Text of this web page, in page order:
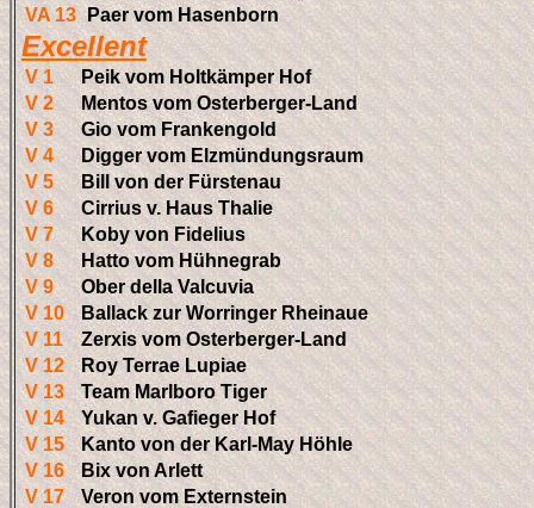
VA 13
Paer vom Hasenborn
Excellent
V 1
Peik vom Holtkämper Hof
V 2
Mentos vom Osterberger-Land
V 3
Gio vom Frankengold
V 4
Digger vom Elzmündungsraum
V 5
Bill von der Fürstenau
V 6
Cirrius v. Haus Thalie
V 7
Koby von Fidelius
V 8
Hatto vom Hühnegrab
V 9
Ober della Valcuvia
V 10
Ballack zur Worringer Rheinaue
V 11
Zerxis vom Osterberger-Land
V 12
Roy Terrae Lupiae
V 13
Team Marlboro Tiger
V 14
Yukan v. Gafieger Hof
V 15
Kanto von der Karl-May Höhle
V 16
Bix von Arlett
V 17
Veron vom Externstein